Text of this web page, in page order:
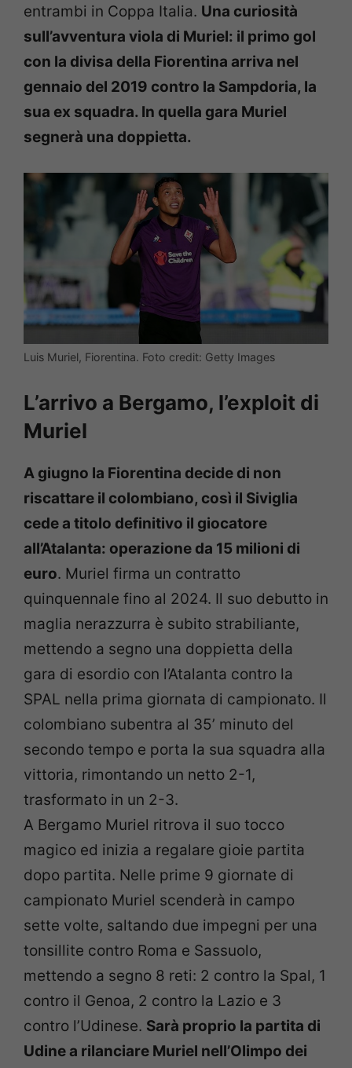
entrambi in Coppa Italia. Una curiosità
sull’avventura viola di Muriel: il primo gol
con la divisa della Fiorentina arriva nel
gennaio del 2019 contro la Sampdoria, la
sua ex squadra. In quella gara Muriel
segnerà una doppietta.
Luis Muriel, Fiorentina. Foto credit: Getty Images
L’arrivo a Bergamo, l’exploit di
Muriel
A giugno la Fiorentina decide di non
riscattare il colombiano, così il Siviglia
cede a titolo definitivo il giocatore
all’Atalanta: operazione da 15 milioni di
euro. Muriel firma un contratto
quinquennale fino al 2024. Il suo debutto in
maglia nerazzurra è subito strabiliante,
mettendo a segno una doppietta della
gara di esordio con l’Atalanta contro la
SPAL nella prima giornata di campionato. Il
colombiano subentra al 35’ minuto del
secondo tempo e porta la sua squadra alla
vittoria, rimontando un netto 2-1,
trasformato in un 2-3.
A Bergamo Muriel ritrova il suo tocco
magico ed inizia a regalare gioie partita
dopo partita. Nelle prime 9 giornate di
campionato Muriel scenderà in campo
sette volte, saltando due impegni per una
tonsillite contro Roma e Sassuolo,
mettendo a segno 8 reti: 2 contro la Spal, 1
contro il Genoa, 2 contro la Lazio e 3
contro l’Udinese. Sarà proprio la partita di
Udine a rilanciare Muriel nell’Olimpo dei